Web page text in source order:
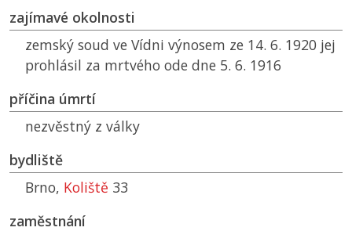
zajímavé okolnosti
zemský soud ve Vídni výnosem ze 14. 6. 1920 jej
prohlásil za mrtvého ode dne 5. 6. 1916
příčina úmrtí
nezvěstný z války
bydliště
Brno, Koliště 33
zaměstnání